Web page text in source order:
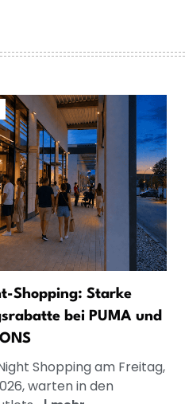
Shopping: Starke
bei PUMA und
Shopping am Freitag,
warten in den